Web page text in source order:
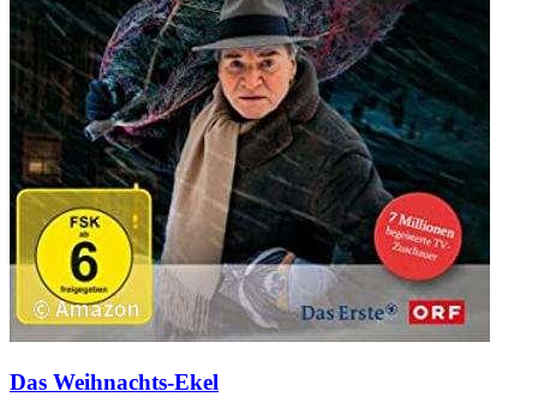
Das Weihnachts-Ekel